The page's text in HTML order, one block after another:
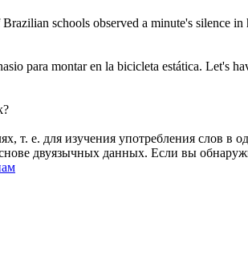
schools observed a minute's silence
para montar en la bicicleta estática. Let's
т. е. для изучения употребления слов в
двуязычных данных. Если вы